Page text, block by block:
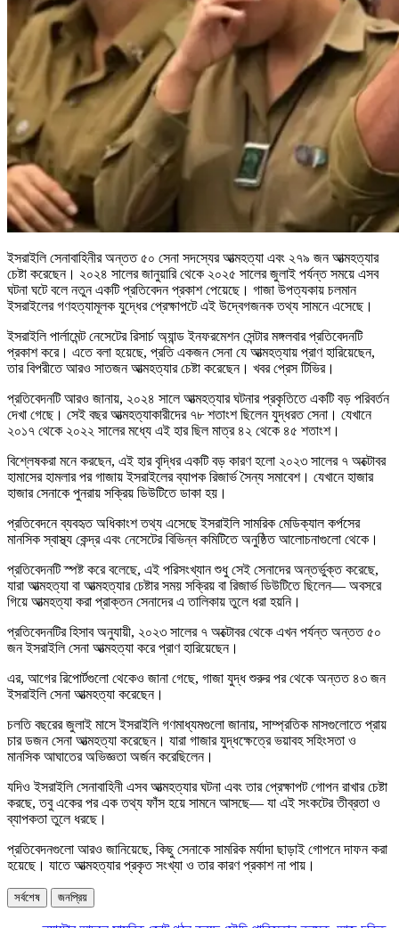
ইসরাইলি সেনাবাহিনীর অন্তত ৫০ সেনা সদস্যের আত্মহত্যা এবং ২৭৯ জন আত্মহত্যার
চেষ্টা করেছেন। ২০২৪ সালের জানুয়ারি থেকে ২০২৫ সালের জুলাই পর্যন্ত সময়ে এসব
ঘটনা ঘটে বলে নতুন একটি প্রতিবেদন প্রকাশ পেয়েছে। গাজা উপত্যকায় চলমান
ইসরাইলের গণহত্যামূলক যুদ্ধের প্রেক্ষাপটে এই উদ্বেগজনক তথ্য সামনে এসেছে।
ইসরাইলি পার্লামেন্ট নেসেটের রিসার্চ অ্যান্ড ইনফরমেশন সেন্টার মঙ্গলবার প্রতিবেদনটি
প্রকাশ করে। এতে বলা হয়েছে, প্রতি একজন সেনা যে আত্মহত্যায় প্রাণ হারিয়েছেন,
তার বিপরীতে আরও সাতজন আত্মহত্যার চেষ্টা করেছেন। খবর প্রেস টিভির।
প্রতিবেদনটি আরও জানায়, ২০২৪ সালে আত্মহত্যার ঘটনার প্রকৃতিতে একটি বড় পরিবর্তন
দেখা গেছে। সেই বছর আত্মহত্যাকারীদের ৭৮ শতাংশ ছিলেন যুদ্ধরত সেনা। যেখানে
২০১৭ থেকে ২০২২ সালের মধ্যে এই হার ছিল মাত্র ৪২ থেকে ৪৫ শতাংশ।
বিশ্লেষকরা মনে করছেন, এই হার বৃদ্ধির একটি বড় কারণ হলো ২০২৩ সালের ৭ অক্টোবর
হামাসের হামলার পর গাজায় ইসরাইলের ব্যাপক রিজার্ভ সৈন্য সমাবেশ। যেখানে হাজার
হাজার সেনাকে পুনরায় সক্রিয় ডিউটিতে ডাকা হয়।
প্রতিবেদনে ব্যবহৃত অধিকাংশ তথ্য এসেছে ইসরাইলি সামরিক মেডিক্যাল কর্পসের
মানসিক স্বাস্থ্য কেন্দ্র এবং নেসেটের বিভিন্ন কমিটিতে অনুষ্ঠিত আলোচনাগুলো থেকে।
প্রতিবেদনটি স্পষ্ট করে বলেছে, এই পরিসংখ্যান শুধু সেই সেনাদের অন্তর্ভুক্ত করেছে,
যারা আত্মহত্যা বা আত্মহত্যার চেষ্টার সময় সক্রিয় বা রিজার্ভ ডিউটিতে ছিলেন— অবসরে
গিয়ে আত্মহত্যা করা প্রাক্তন সেনাদের এ তালিকায় তুলে ধরা হয়নি।
প্রতিবেদনটির হিসাব অনুযায়ী, ২০২৩ সালের ৭ অক্টোবর থেকে এখন পর্যন্ত অন্তত ৫০
জন ইসরাইলি সেনা আত্মহত্যা করে প্রাণ হারিয়েছেন।
এর, আগের রিপোর্টগুলো থেকেও জানা গেছে, গাজা যুদ্ধ শুরুর পর থেকে অন্তত ৪৩ জন
ইসরাইলি সেনা আত্মহত্যা করেছেন।
চলতি বছরের জুলাই মাসে ইসরাইলি গণমাধ্যমগুলো জানায়, সাম্প্রতিক মাসগুলোতে প্রায়
চার ডজন সেনা আত্মহত্যা করেছেন। যারা গাজার যুদ্ধক্ষেত্রে ভয়াবহ সহিংসতা ও
মানসিক আঘাতের অভিজ্ঞতা অর্জন করেছিলেন।
যদিও ইসরাইলি সেনাবাহিনী এসব আত্মহত্যার ঘটনা এবং তার প্রেক্ষাপট গোপন রাখার চেষ্টা
করছে, তবু একের পর এক তথ্য ফাঁস হয়ে সামনে আসছে— যা এই সংকটের তীব্রতা ও
ব্যাপকতা তুলে ধরছে।
প্রতিবেদনগুলো আরও জানিয়েছে, কিছু সেনাকে সামরিক মর্যাদা ছাড়াই গোপনে দাফন করা
হয়েছে। যাতে আত্মহত্যার প্রকৃত সংখ্যা ও তার কারণ প্রকাশ না পায়।
সর্বশেষ জনপ্রিয়